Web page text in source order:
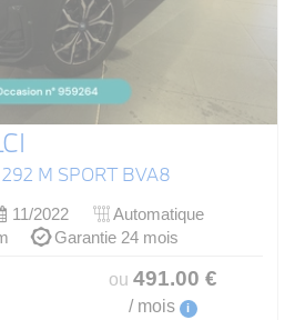
292 M SPORT BVA8
11/2022
Automatique
Garantie 24 mois
ou 491.00 €
/ mois i